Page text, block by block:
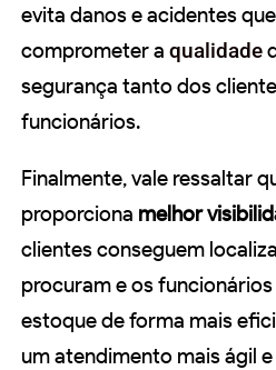
evita danos e acidentes
comprometer a qualidade
segurança tanto dos
funcionários.
Finalmente, vale ressaltar
proporciona melhor
clientes conseguem
procuram e os
estoque de forma mais
um atendimento mais ágil